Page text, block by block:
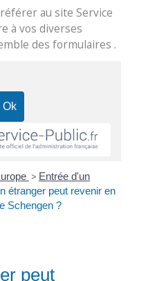
au site Service
à vos diverses
des formulaires .
> Entrée d'un
étranger peut revenir en
Schengen ?
peut